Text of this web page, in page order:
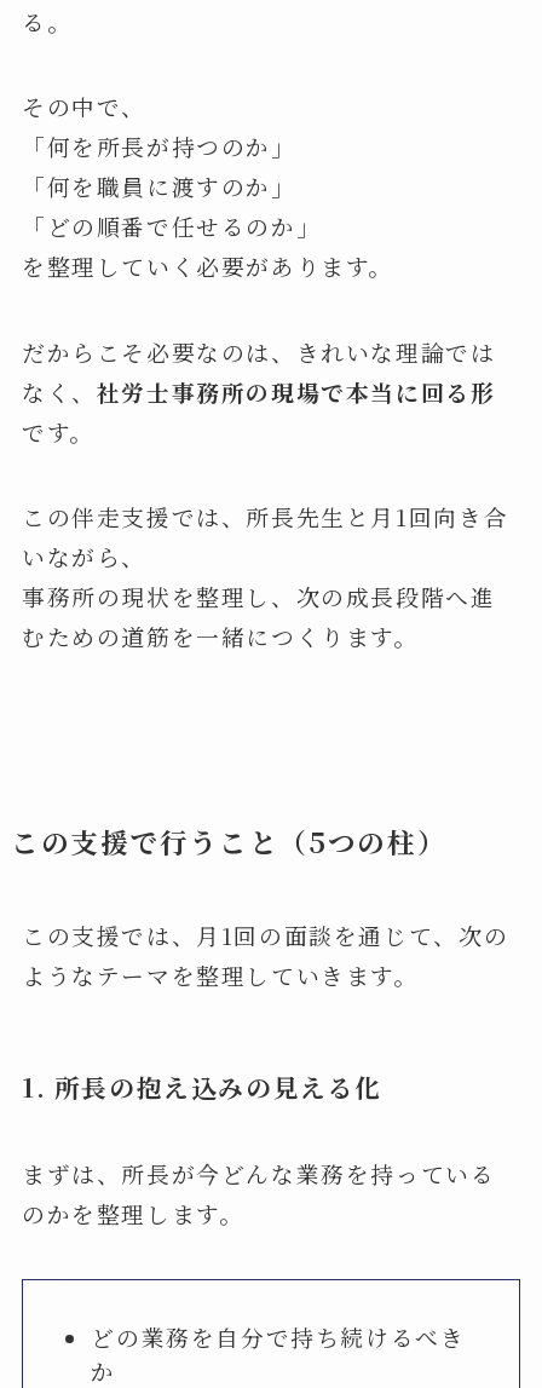
る。
その中で、
「何を所長が持つのか」
「何を職員に渡すのか」
「どの順番で任せるのか」
を整理していく必要があります。
だからこそ必要なのは、きれいな理論では
なく、 社労士事務所の現場で本当に回る形
です。
この伴走支援では、所長先生と月1回向き合
いながら、
事務所の現状を整理し、次の成長段階へ進
むための道筋を一緒につくります。
この支援で行うこと （5つの柱）
この支援では、月1回の面談を通じて、次の
ようなテーマを整理していきます。
1. 所長の抱え込みの見える化
まずは、所長が今どんな業務を持っている
のかを整理します。
どの業務を自分で持ち続けるべき
か